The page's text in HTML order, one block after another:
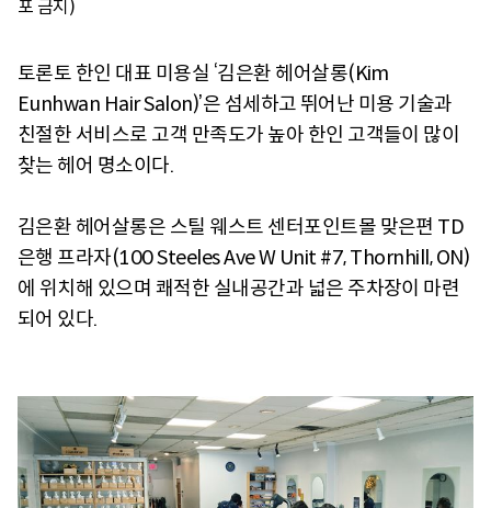
포 금지)
토론토 한인 대표 미용실 ‘김은환 헤어살롱(Kim
Eunhwan Hair Salon)’은 섬세하고 뛰어난 미용 기술과
친절한 서비스로 고객 만족도가 높아 한인 고객들이 많이
찾는 헤어 명소이다.
김은환 헤어살롱은 스틸 웨스트 센터포인트몰 맞은편 TD
은행 프라자(100 Steeles Ave W Unit #7, Thornhill, ON)
에 위치해 있으며 쾌적한 실내공간과 넓은 주차장이 마련
되어 있다.